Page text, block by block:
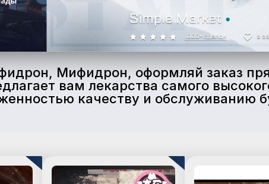
Мифидрон, оформляй заказ
вам лекарства самого
качеству и обслуживанию